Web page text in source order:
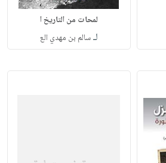
لمحات من التاريخ ا
لـسالم بن مهدي الع